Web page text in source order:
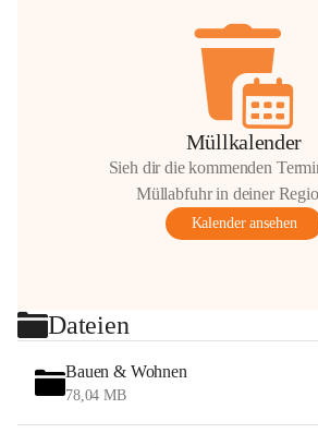
Müllkalender
Sieh dir die kommenden
Müllabfuhr in deiner
Kalender ansehen
Dateien
Bauen & Wohnen
78,04 MB